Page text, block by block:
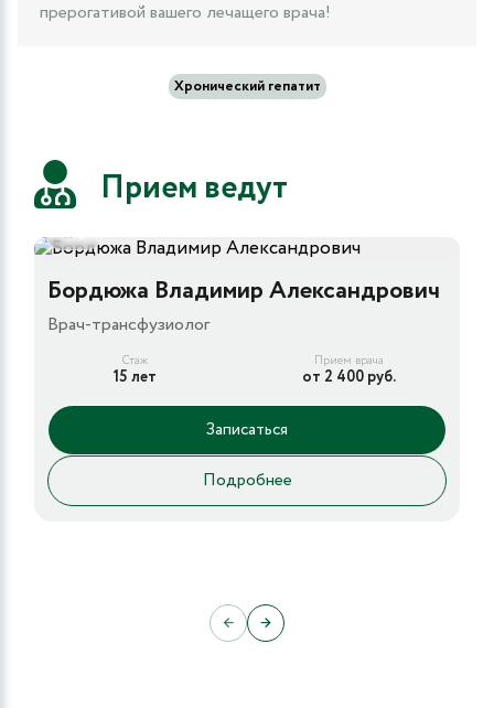
прерогативой вашего лечащего врача!
Хронический гепатит
Прием ведут
5
Бордюжа Владимир Александрович
Врач-трансфузиолог
Стаж
15 лет
Прием врача
от 2 400 руб.
Записаться
Подробнее
← →